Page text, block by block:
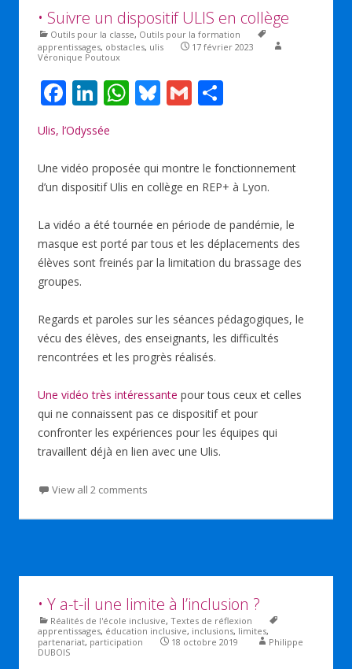
• Suivre un dispositif ULIS en collège
Outils pour la classe, Outils pour la formation
apprentissages, obstacles, ulis
17 février 2023
Véronique Poutoux
F
ac
e
b
o
o
k
Li
n
k
e
dI
n
W
h
s
A
p
p
Bl
u
sk
y
G
m
l g
er
Ulis, l’Odyssée
Une vidéo proposée qui montre le fonctionnement
d’un dispositif Ulis en collège en REP+ à Lyon.
La vidéo a été tournée en période de pandémie, le
masque est porté par tous et les déplacements des
élèves sont freinés par la limitation du brassage des
groupes.
Regards et paroles sur les séances pédagogiques, le
vécu des élèves, des enseignants, les difficultés
rencontrées et les progrès réalisés.
Une vidéo très intéressante pour tous ceux et celles
qui ne connaissent pas ce dispositif et pour
confronter les expériences pour les équipes qui
travaillent déjà en lien avec une Ulis.
View all 2 comments
• Y a-t-il une limite à l’inclusion ?
Réalités de l'école inclusive, Textes de réflexion
apprentissages, éducation inclusive, inclusions, limites,
partenariat, participation 18 octobre 2019
Philippe
DUBOIS